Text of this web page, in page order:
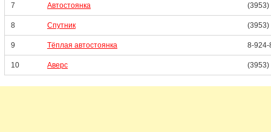
7 Автостоянка (3953)
8 Спутник (3953)
9 Тёплая автостоянка 8-924-
10 Аверс (3953)